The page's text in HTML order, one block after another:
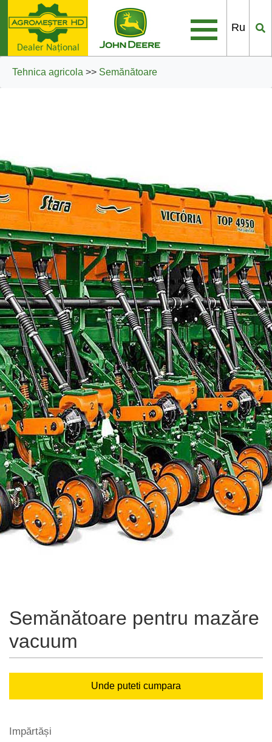
Dealer Naţional
Ru
Tehnica agricola >> Semănătoare
Semănătoare pentru mazăre
vacuum
Unde puteti cumpara
Impărtăși